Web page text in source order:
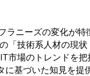
ラニーズの変化が特
「技術系人材の現
市場のトレンドを
に基づいた知見を提